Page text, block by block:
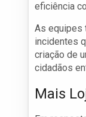
eficiência
As equipes
incidentes
criação de
cidadãos
Mais